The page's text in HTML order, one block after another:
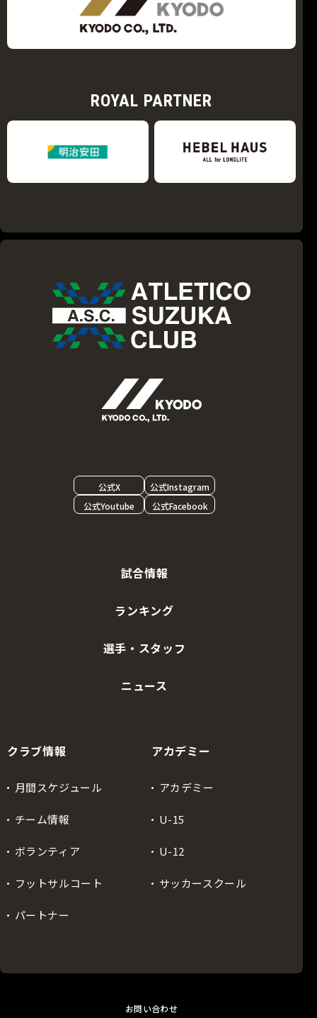
ROYAL PARTNER
公式X
公式Instagram
公式Youtube
公式Facebook
試合情報
ランキング
選手・スタッフ
ニュース
クラブ情報
月間スケジュール
チーム情報
ボランティア
フットサルコート
パートナー
アカデミー
アカデミー
U-15
U-12
サッカースクール
お問い合わせ